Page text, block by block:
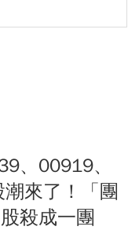
、00919、
來了！「團
殺成一團